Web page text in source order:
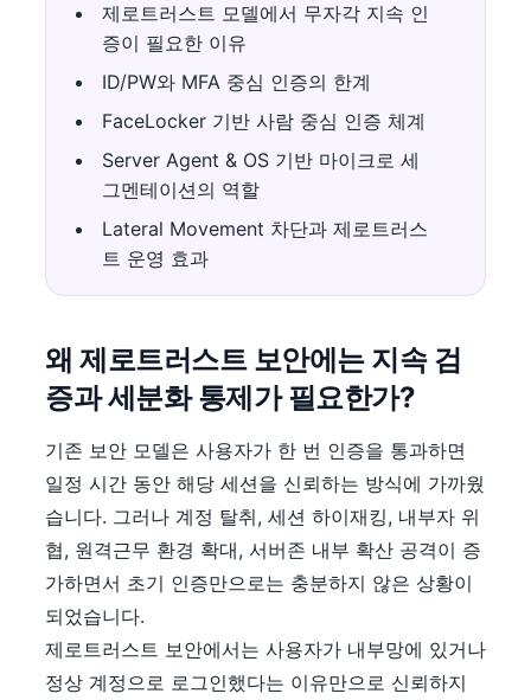
제로트러스트 모델에서 무자각 지속 인
증이 필요한 이유
ID/PW와 MFA 중심 인증의 한계
FaceLocker 기반 사람 중심 인증 체계
Server Agent & OS 기반 마이크로 세
그멘테이션의 역할
Lateral Movement 차단과 제로트러스
트 운영 효과
왜 제로트러스트 보안에는 지속 검
증과 세분화 통제가 필요한가?
기존 보안 모델은 사용자가 한 번 인증을 통과하면
일정 시간 동안 해당 세션을 신뢰하는 방식에 가까웠
습니다. 그러나 계정 탈취, 세션 하이재킹, 내부자 위
협, 원격근무 환경 확대, 서버존 내부 확산 공격이 증
가하면서 초기 인증만으로는 충분하지 않은 상황이
되었습니다.
제로트러스트 보안에서는 사용자가 내부망에 있거나
정상 계정으로 로그인했다는 이유만으로 신뢰하지